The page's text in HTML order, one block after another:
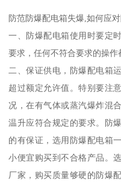
防范防爆配电箱失爆,如何应
一、防爆配电箱使用时要定
要求，任何不符合要求的操作
二、保证供电，防爆配电箱
超过额定允许值。特别要注
况，在有气体或蒸汽爆炸混
温升应符合规定的要求。防
的有保证，选用防爆配电箱
小便宜购买到不合格产品。
厂家，购买质量够硬的防爆